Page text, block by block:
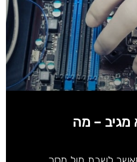
מגיב – מה